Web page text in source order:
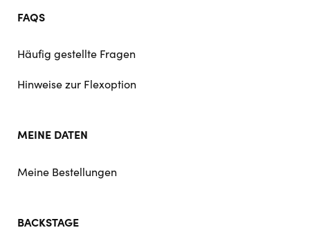
FAQS
Häufig gestellte Fragen
Hinweise zur Flexoption
MEINE DATEN
Meine Bestellungen
BACKSTAGE